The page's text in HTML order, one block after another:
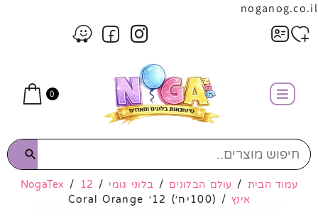
noganog.co.il
0
עמוד הבית / עולם הבלונים / בלוני גומי /
NogaTex /
12
אינץ/ (100יח׳) 12׳ Coral Orange